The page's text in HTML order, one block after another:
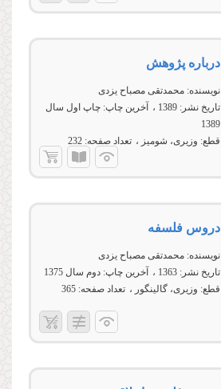
درباره پژوهش
نویسنده: محمدتقی مصباح یزدی
تاریخ نشر: 1389 آخرین چاپ: چاپ اول سال
1389
قطع: وزیری، شومیز تعداد صفحه: 232
دروس فلسفه
نویسنده: محمدتقی مصباح یزدی
تاریخ نشر: 1363 آخرین چاپ: دوم سال 1375
قطع: وزیری، گالینگور تعداد صفحه: 365